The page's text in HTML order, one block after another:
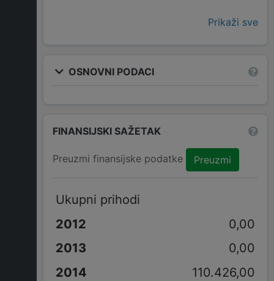
Prikaži sve
OSNOVNI PODACI
FINANSIJSKI SAŽETAK
Preuzmi finansijske podatke Preuzmi
Ukupni prihodi
0,00
0,00
110.426,00